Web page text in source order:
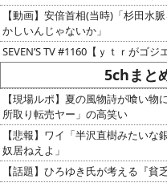
【動画】安倍首相(当時)「杉田水
かしいんじゃないか」
SEVEN’S TV #1160【ｙｔｒがゴジ
5chまと
【現場ルポ】夏の風物詩が喰い
所取り転売ヤー」の高笑い
【悲報】ワイ「半沢直樹みたい
奴居ねえよ」
【話題】ひろゆき氏が考える『貧